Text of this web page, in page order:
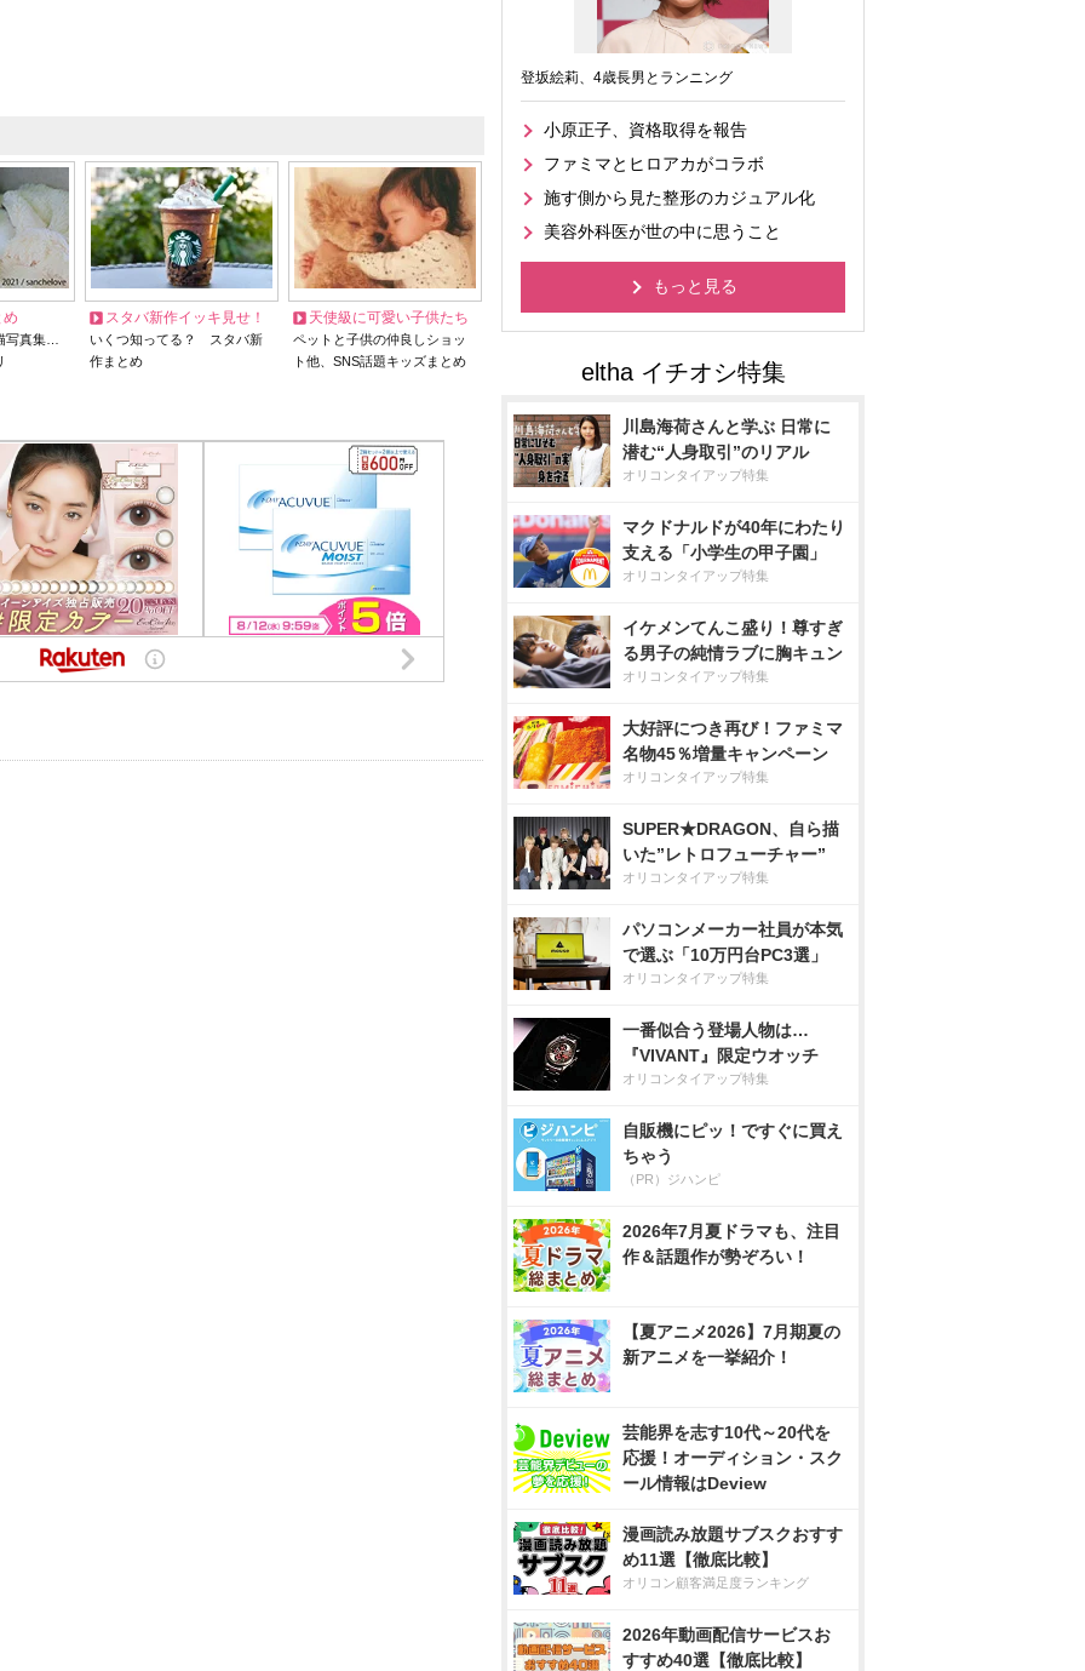
め
写真集…
スタバ新作イッキ見せ！
いくつ知ってる？ スタバ新
作まとめ
天使級に可愛い子供たち
ペットと子供の仲良しショッ
ト他、SNS話題キッズまとめ
登坂絵莉、4歳長男とランニング
小原正子、資格取得を報告
ファミマとヒロアカがコラボ
施す側から見た整形のカジュアル化
美容外科医が世の中に思うこと
もっと見る
川島海荷さんと学ぶ 日常に
潜む“人身取引”のリアル
オリコンタイアップ特集
マクドナルドが40年にわたり
支える「小学生の甲子園」
オリコンタイアップ特集
イケメンてんこ盛り！尊すぎ
る男子の純情ラブに胸キュン
オリコンタイアップ特集
大好評につき再び！ファミマ
名物45％増量キャンペーン
オリコンタイアップ特集
SUPER★DRAGON、自ら描
いた”レトロフューチャー”
オリコンタイアップ特集
パソコンメーカー社員が本気
で選ぶ「10万円台PC3選」
オリコンタイアップ特集
一番似合う登場人物は…
『VIVANT』限定ウオッチ
オリコンタイアップ特集
自販機にピッ！ですぐに買え
ちゃう
（PR）ジハンピ
2026年7月夏ドラマも、注目
作＆話題作が勢ぞろい！
【夏アニメ2026】7月期夏の
新アニメを一挙紹介！
芸能界を志す10代～20代を
応援！オーディション・スク
ール情報はDeview
漫画読み放題サブスクおすす
め11選【徹底比較】
オリコン顧客満足度ランキング
2026年動画配信サービスお
すすめ40選【徹底比較】